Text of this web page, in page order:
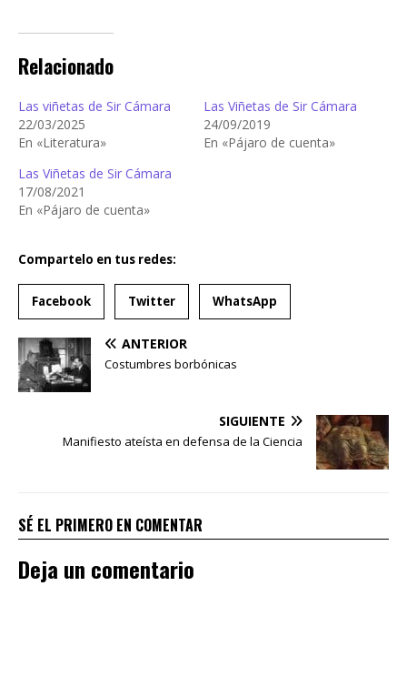
Relacionado
Las viñetas de Sir Cámara
22/03/2025
En «Literatura»
Las Viñetas de Sir Cámara
24/09/2019
En «Pájaro de cuenta»
Las Viñetas de Sir Cámara
17/08/2021
En «Pájaro de cuenta»
Compartelo en tus redes:
Facebook Twitter WhatsApp
ANTERIOR
Costumbres borbónicas
SIGUIENTE
Manifiesto ateísta en defensa de la Ciencia
SÉ EL PRIMERO EN COMENTAR
Deja un comentario